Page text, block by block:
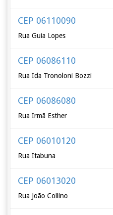
CEP 06110090
Rua Guia Lopes
CEP 06086110
Rua Ida Tronoloni Bozzi
CEP 06086080
Rua Irmã Esther
CEP 06010120
Rua Itabuna
CEP 06013020
Rua João Collino